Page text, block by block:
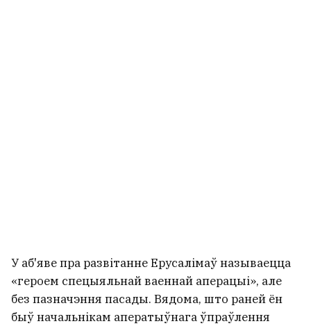
У аб'яве пра развітанне Ерусалімаў называецца
«героем спецыяльнай ваеннай аперацыі», але
без пазначэння пасады. Вядома, што раней ён
быў начальнікам аператыўнага ўпраўлення